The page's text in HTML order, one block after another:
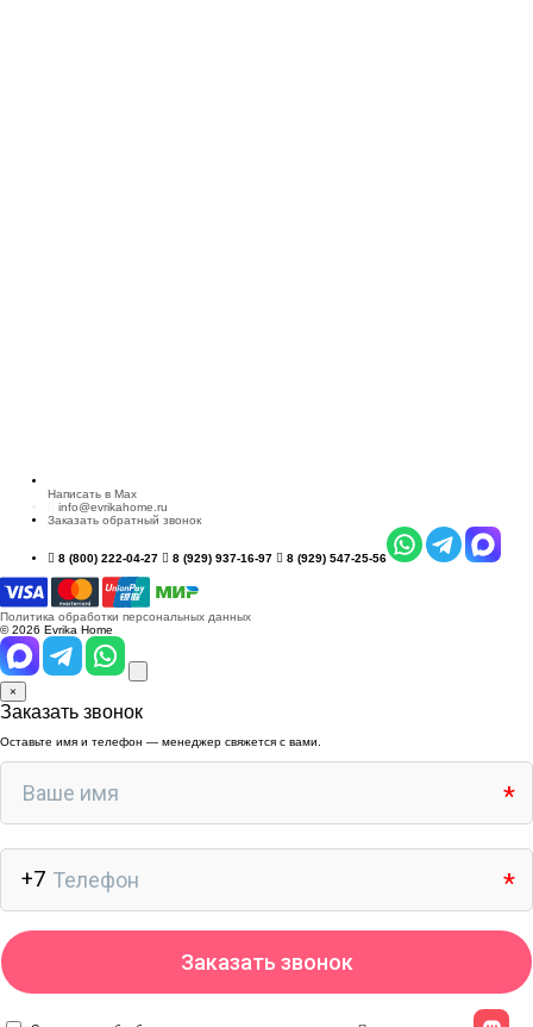
Написать в Max
info@evrikahome.ru
Заказать обратный звонок
8 (800) 222-04-27 8 (929) 937-16-97 8 (929) 547-25-56
Политика обработки персональных данных
© 2026 Evrika Home
×
Заказать звонок
Оставьте имя и телефон — менеджер свяжется с вами.